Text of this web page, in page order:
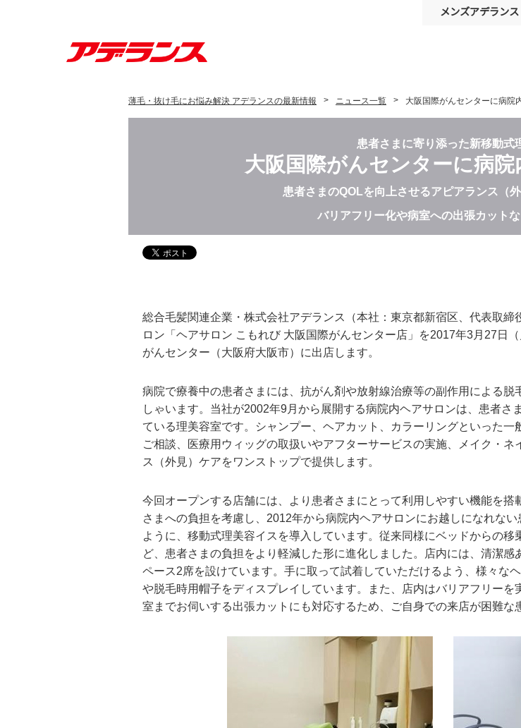
メンズアデランス
薄毛・抜け毛にお悩み解決 アデランスの最新情報 ニュース一覧 大阪国際がんセンターに病院
患者さまに寄り添った新移動式
大阪国際がんセンターに病
患者さまのQOLを向上させるアピアランス（
バリアフリー化や病室への出張カット
総合毛髪関連企業・株式会社アデランス（本社：東京都新宿区、代表取
ロン「ヘアサロン こもれび 大阪国際がんセンター店」を2017年3月27
がんセンター（大阪府大阪市）に出店します。
病院で療養中の患者さまには、抗がん剤や放射線治療等の副作用による
しゃいます。当社が2002年9月から展開する病院内ヘアサロンは、患者さ
ている理美容室です。シャンプー、ヘアカット、カラーリングといった
ご相談、医療用ウィッグの取扱いやアフターサービスの実施、メイク・
ス（外見）ケアをワンストップで提供します。
今回オープンする店舗には、より患者さまにとって利用しやすい機能を
さまへの負担を考慮し、2012年から病院内ヘアサロンにお越しになれな
ように、移動式理美容イスを導入しています。従来同様にベッドからの
ど、患者さまの負担をより軽減した形に進化しました。店内には、清潔
ペース2席を設けています。手に取って試着していただけるよう、様々な
や脱毛時用帽子をディスプレイしています。また、店内はバリアフリー
室までお伺いする出張カットにも対応するため、ご自身での来店が困難な